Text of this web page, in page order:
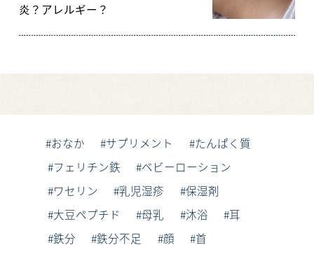
炎？アレルギー？
おなか サプリメント
たんぱく質
フェリチン鉄
ベビーローション
ワセリン
乳児湿疹
保湿剤
大豆ペプチド
母乳 沐浴
耳
鉄分
鉄分不足 顔 首